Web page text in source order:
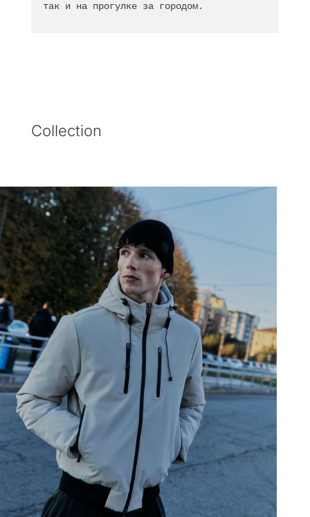
так и на прогулке за городом.
Collection